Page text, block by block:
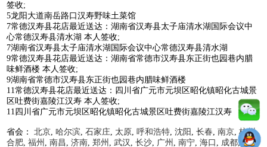
签收;
5龙阳大道南岳路口汉寿野味土菜馆
7常德汉寿县花店最近送达：湖南省汉寿县太子庙清水湖国际会议中
心常德汉寿县清水湖 本人签收;
7湖南省汉寿县太子庙清水湖国际会议中心常德汉寿县清水湖
9常德汉寿县花店最近送达：湖南省常德市汉寿县东正街也园巷内腊
味鲜酒楼 本人签收;
9湖南省常德市汉寿县东正街也园巷内腊味鲜酒楼
11常德汉寿县花店最近送达：四川省广元市元坝区昭化镇昭化古城景
区吐费街嘉陵江汉寿 本人签收;
11四川省广元市元坝区昭化镇昭化古城景区吐费街嘉陵江汉寿
省会：北京, 哈尔滨,石家庄, 太原,呼和浩特,沈阳 ,长春,南京,杭州,
合肥,福州 ,南昌 ,济南,郑州 ,武汉 ,长沙, 广州 ,南宁,海口 , 成都,贵